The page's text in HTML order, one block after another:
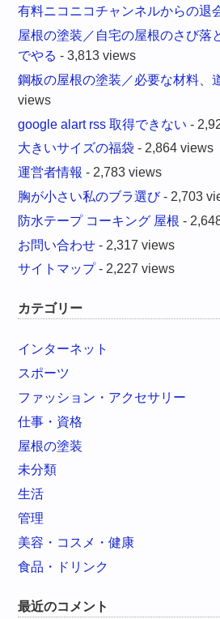
有料ニコニコチャンネルからの退
屋根の塗装／自宅の屋根のさび落
でやる - 3,813 views
鋼板の屋根の塗装／必要な材料、
views
google alart rss 取得できない -
大きいサイズの福袋 - 2,864 views
運営者情報 - 2,783 views
胸が小さい私のブラ選び- 2,703
防水テープ コーキング 屋根 -
お問い合わせ - 2,317 views
サイトマップ- 2,227 views
カテゴリー
インターネット
スポーツ
ファッション・アクセサリー
仕事・資格
屋根の塗装
未分類
生活
管理
美容・コスメ・健康
食品・ドリンク
最近のコメント